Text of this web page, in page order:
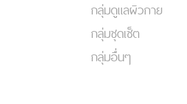
กลุ่มดูแลผิวกาย
กลุ่มชุดเซ็ต
กลุ่มอื่นๆ